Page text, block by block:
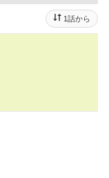
1話から